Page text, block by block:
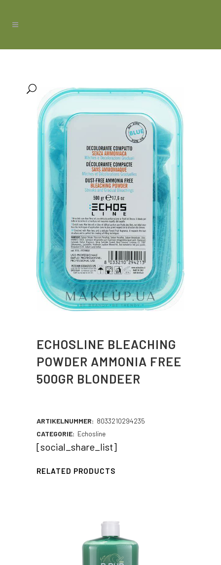
ECHOSLINE BLEACHING
POWDER AMMONIA FREE
500GR BLONDEER
ARTIKELNUMMER: 8033210294235
CATEGORIE: Echosline
[social_share_list]
RELATED PRODUCTS